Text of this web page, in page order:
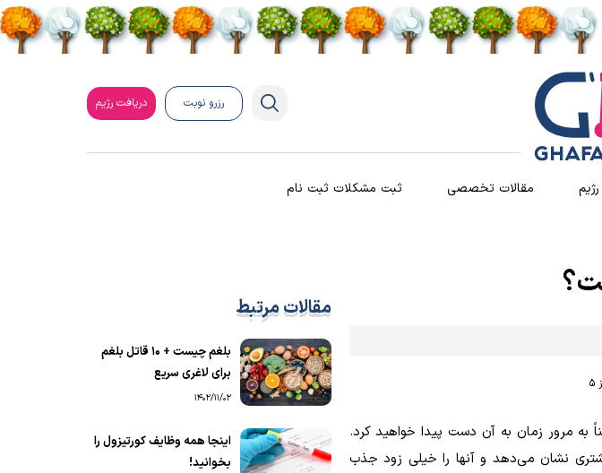
رزرو نوبت دریافت رژیم
مقالات تخصصی ثبت مشکلات ثبت نام
به مرور زمان به آن دست پیدا خواهید کرد.
نشان می‌دهد و آنها را خیلی زود جذب
مقالات مرتبط
بلغم چیست + ۱۰ قاتل بلغم
برای لاغری سریع
1402/11/02
اینجا همه وظایف کورتیزول را
بخوانید!